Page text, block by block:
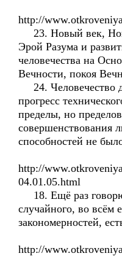
http://
23. Новый век,
Эрой Разума и
человечества на
Вечности, покоя
24. Человечество
прогресс
пределы, но
совершенствования
способностей не
http://
04.01.05.html
18. Ещё раз
случайного, во всём
закономерностей,
http://